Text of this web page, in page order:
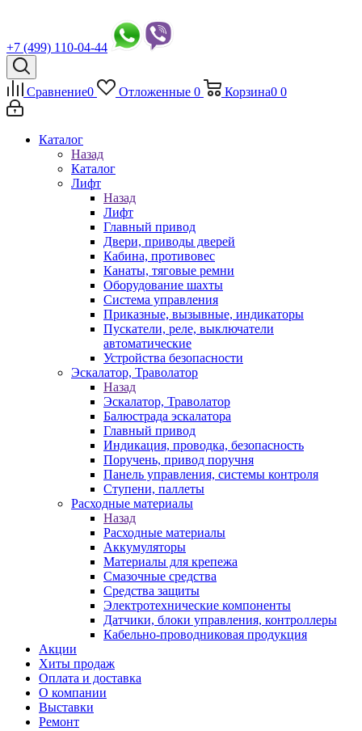
+7 (499) 110-04-44
Сравнение0 Отложенные 0 Корзина0 0
Каталог
Назад
Каталог
Лифт
Назад
Лифт
Главный привод
Двери, приводы дверей
Кабина, противовес
Канаты, тяговые ремни
Оборудование шахты
Система управления
Приказные, вызывные, индикаторы
Пускатели, реле, выключатели
автоматические
Устройства безопасности
Эскалатор, Траволатор
Назад
Эскалатор, Траволатор
Балюстрада эскалатора
Главный привод
Индикация, проводка, безопасность
Поручень, привод поручня
Панель управления, системы контроля
Ступени, паллеты
Расходные материалы
Назад
Расходные материалы
Аккумуляторы
Материалы для крепежа
Смазочные средства
Средства защиты
Электротехнические компоненты
Датчики, блоки управления, контроллеры
Кабельно-проводниковая продукция
Акции
Хиты продаж
Оплата и доставка
О компании
Выставки
Ремонт